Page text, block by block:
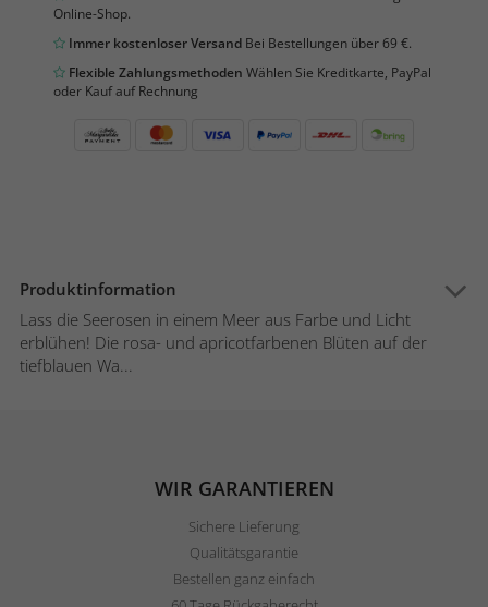
Online-Shop.
Immer kostenloser Versand Bei Bestellungen über 69 €.
Flexible Zahlungsmethoden Wählen Sie Kreditkarte, PayPal
oder Kauf auf Rechnung
Produktinformation
Lass die Seerosen in einem Meer aus Farbe und Licht
erblühen! Die rosa- und apricotfarbenen Blüten auf der
tiefblauen Wa...
WIR GARANTIEREN
Sichere Lieferung
Qualitätsgarantie
Bestellen ganz einfach